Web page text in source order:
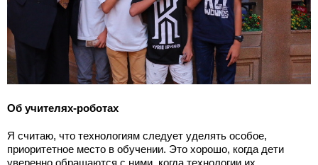
Об учителях-роботах
Я считаю, что технологиям следует уделять особое,
приоритетное место в обучении. Это хорошо, когда дети
уверенно обращаются с ними, когда технологии их